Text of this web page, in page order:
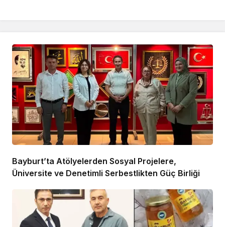
Bayburt’ta Atölyelerden Sosyal Projelere,
Üniversite ve Denetimli Serbestlikten Güç Birliği